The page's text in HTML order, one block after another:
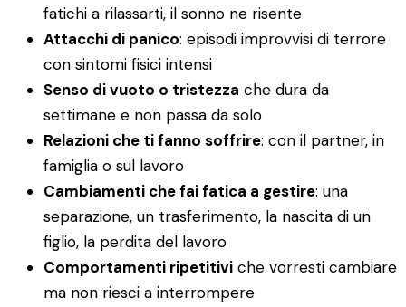
fatichi a rilassarti, il sonno ne risente
Attacchi di panico: episodi improvvisi di terrore
con sintomi fisici intensi
Senso di vuoto o tristezza che dura da
settimane e non passa da solo
Relazioni che ti fanno soffrire: con il partner, in
famiglia o sul lavoro
Cambiamenti che fai fatica a gestire: una
separazione, un trasferimento, la nascita di un
figlio, la perdita del lavoro
Comportamenti ripetitivi che vorresti cambiare
ma non riesci a interrompere